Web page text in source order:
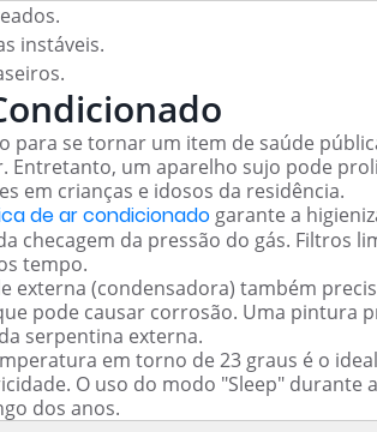
instáveis.
para se tornar um item de saúde
Entretanto, um aparelho sujo pode
em crianças e idosos da residência.
de ar condicionado garante a
checagem da pressão do gás. Filtros
tempo.
externa (condensadora) também
pode causar corrosão. Uma pintura
serpentina externa.
em torno de 23 graus é o
O uso do modo "Sleep" durante
dos anos.